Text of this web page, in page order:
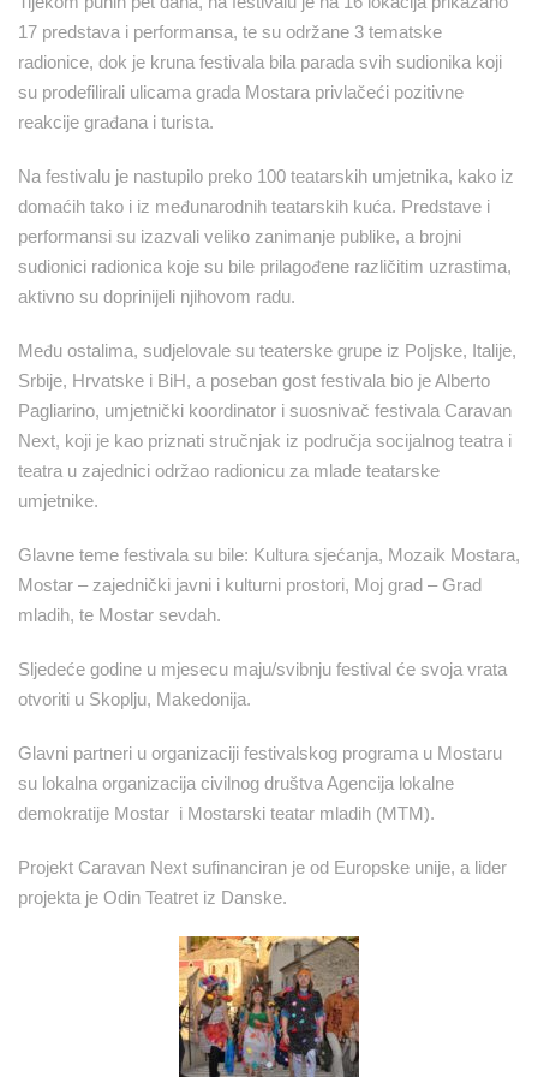
17 predstava i performansa, te su održane 3 tematske
radionice, dok je kruna festivala bila parada svih sudionika koji
su prodefilirali ulicama grada Mostara privlačeći pozitivne
reakcije građana i turista.
Na festivalu je nastupilo preko 100 teatarskih umjetnika, kako iz
domaćih tako i iz međunarodnih teatarskih kuća. Predstave i
performansi su izazvali veliko zanimanje publike, a brojni
sudionici radionica koje su bile prilagođene različitim uzrastima,
aktivno su doprinijeli njihovom radu.
Među ostalima, sudjelovale su teaterske grupe iz Poljske, Italije,
Srbije, Hrvatske i BiH, a poseban gost festivala bio je Alberto
Pagliarino, umjetnički koordinator i suosnivač festivala Caravan
Next, koji je kao priznati stručnjak iz područja socijalnog teatra i
teatra u zajednici održao radionicu za mlade teatarske
umjetnike.
Glavne teme festivala su bile: Kultura sjećanja, Mozaik Mostara,
Mostar – zajednički javni i kulturni prostori, Moj grad – Grad
mladih, te Mostar sevdah.
Sljedeće godine u mjesecu maju/svibnju festival će svoja vrata
otvoriti u Skoplju, Makedonija.
Glavni partneri u organizaciji festivalskog programa u Mostaru
su lokalna organizacija civilnog društva Agencija lokalne
demokratije Mostar i Mostarski teatar mladih (MTM).
Projekt Caravan Next sufinanciran je od Europske unije, a lider
projekta je Odin Teatret iz Danske.